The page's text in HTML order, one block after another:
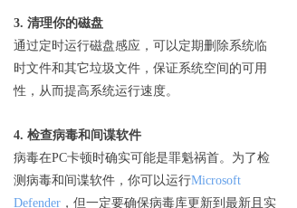
3. 清理你的磁盘
通过定时运行磁盘感应，可以定期删除系统临
时文件和其它垃圾文件，保证系统空间的可用
性，从而提高系统运行速度。
4. 检查病毒和间谍软件
病毒在PC卡顿时确实可能是罪魁祸首。为了检
测病毒和间谍软件，你可以运行Microsoft
Defender ，但一定要确保病毒库更新到最新且实